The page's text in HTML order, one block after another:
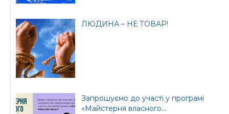
ЛЮДИНА – НЕ ТОВАР!
Запрошуємо до участі у програмі
«Майстерня власного...